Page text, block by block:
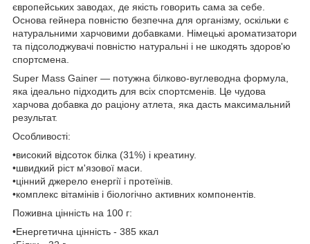
європейських заводах, де якість говорить сама за себе.
Основа гейнера повністю безпечна для організму, оскільки є
натуральними харчовими добавками. Німецькі ароматизатори
та підсолоджувачі повністю натуральні і не шкодять здоров'ю
спортсмена.
Super Mass Gainer — потужна білково-вуглеводна формула,
яка ідеально підходить для всіх спортсменів. Це чудова
харчова добавка до раціону атлета, яка дасть максимальний
результат.
Особливості:
•високий відсоток білка (31%) і креатину.
•швидкий ріст м'язової маси.
•цінний джерело енергії і протеїнів.
•комплекс вітамінів і біологічно активних компонентів.
Поживна цінність на 100 г:
•Енергетична цінність - 385 ккал